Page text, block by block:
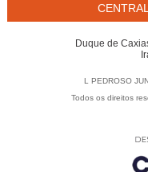
Duque de
L PEDROSO
Todos os direitos